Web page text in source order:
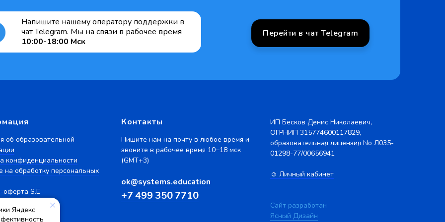
Напишите нашему оператору поддержки в
чат Telegram. Мы на связи в рабочее время
10:00-18:00 Мск
Перейти в чат Telegram
об образовательной
конфиденциальности
на обработку персональных
оферта S.E
Контакты
Пишите нам на почту в любое время и
звоните в рабочее время 10−18 мск
(GMT+3)
ok@systems.education
+7 499 350 7710
ИП Бесков Денис Николаевич,
ОГРНИП 315774600117829,
образовательная лицензия No Л035-
01298-77/00656941
☺ Личный кабинет
Сайт разработан
Ясный Дизайн
Яндекс